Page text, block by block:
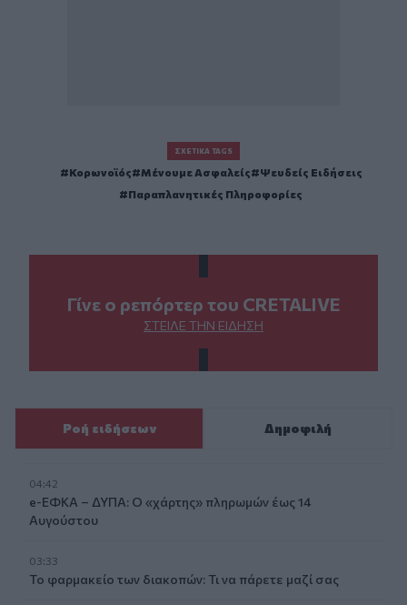
ΣΧΕΤΙΚΆ TAGS
Κορωνοϊός Μένουμε Ασφαλείς
Ψευδείς Ειδήσεις
Παραπλανητικές Πληροφορίες
Γίνε ο ρεπόρτερ του CRETALIVE
ΣΤΕΊΛΕ ΤΗΝ ΕΊΔΗΣΗ
Ροή ειδήσεων Δημοφιλή
04:42
e-ΕΦΚΑ – ΔΥΠΑ: Ο «χάρτης» πληρωμών έως 14
Αυγούστου
03:33
Το φαρμακείο των διακοπών: Τι να πάρετε μαζί σας